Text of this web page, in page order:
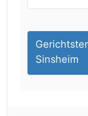
Sinsheim